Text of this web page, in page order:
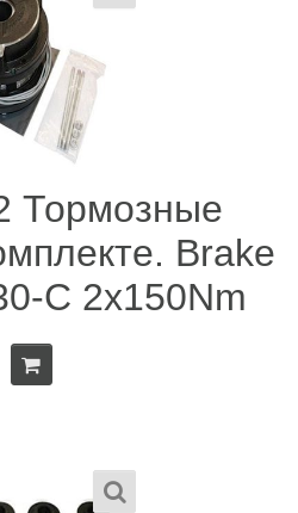
Тормозные
Brake
C 2x150Nm